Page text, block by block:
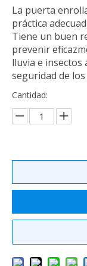
La puerta
práctica
Tiene un buen
prevenir
lluvia e
seguridad de
Cantidad: